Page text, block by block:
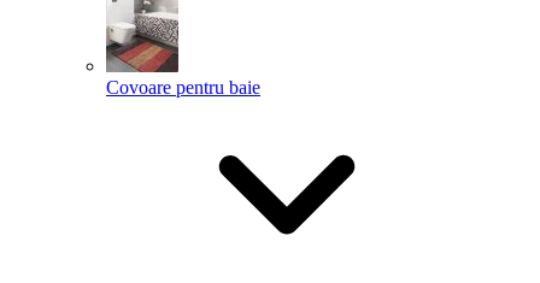
Covoare pentru baie